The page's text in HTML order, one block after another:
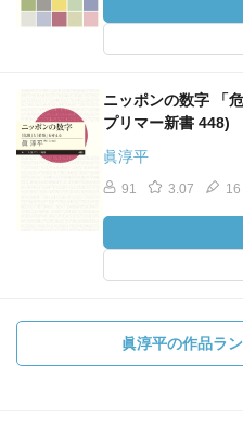
ニッポンの数字 「
プリマー新書 448)
眞淳平
91 3.07 16
眞淳平の作品ラ